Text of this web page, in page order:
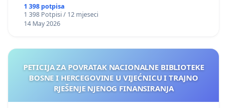
1 398 potpisa
1 398 Potpisi / 12 mjeseci
14 May 2026
PETICIJA ZA POVRATAK NACIONALNE BIBLIOTEKE
BOSNE I HERCEGOVINE U VIJEĆNICU I TRAJNO
RJEŠENJE NJENOG FINANSIRANJA